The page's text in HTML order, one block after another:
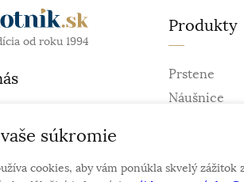
od roku 1994
Produkty
Prstene
Náušnice
Náramky
súkromie
cookies, aby vám ponúkla skvelý zážitok